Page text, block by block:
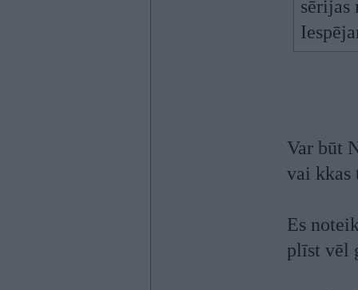
sērijas
Var būt
vai kkas
Es
plīst vēl